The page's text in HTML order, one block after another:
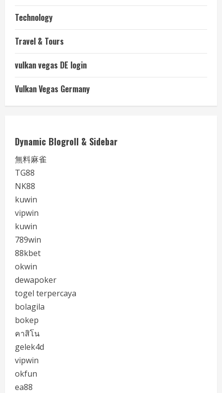
Technology
Travel & Tours
vulkan vegas DE login
Vulkan Vegas Germany
Dynamic Blogroll & Sidebar
無料麻雀
TG88
NK88
kuwin
vipwin
kuwin
789win
88kbet
okwin
dewapoker
togel terpercaya
bolagila
bokep
คาสิโน
gelek4d
vipwin
okfun
ea88